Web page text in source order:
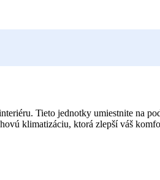
Tieto jednotky umiestnite na
klimatizáciu, ktorá zlepší váš